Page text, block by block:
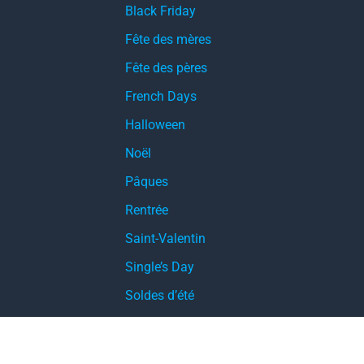
Black Friday
Fête des mères
Fête des pères
French Days
Halloween
Noël
Pâques
Rentrée
Saint-Valentin
Single’s Day
Soldes d’été